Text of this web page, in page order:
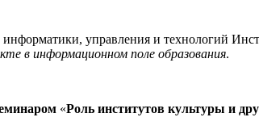
управления и технологий
в информационном поле образования.
«Роль институтов культуры и